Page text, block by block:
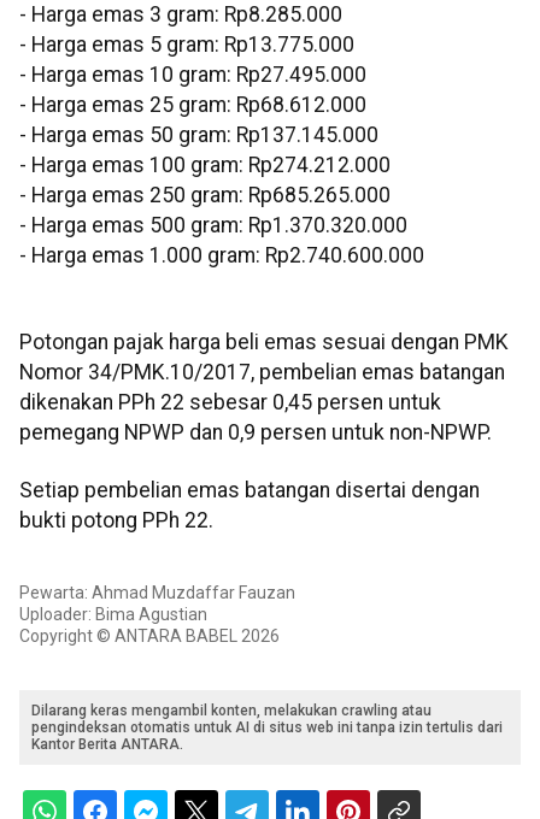
‎- Harga emas 3 gram: Rp8.285.000
‎- Harga emas 5 gram: Rp13.775.000
‎- Harga emas 10 gram: Rp27.495.000
‎- Harga emas 25 gram: Rp68.612.000
‎- Harga emas 50 gram: Rp137.145.000
‎- Harga emas 100 gram: Rp274.212.000
‎- Harga emas 250 gram: Rp685.265.000
‎- Harga emas 500 gram: Rp1.370.320.000
‎- Harga emas 1.000 gram: Rp2.740.600.000
‎‎Potongan pajak harga beli emas sesuai dengan PMK
Nomor 34/PMK.10/2017, pembelian emas batangan
dikenakan PPh 22 sebesar 0,45 persen untuk
pemegang NPWP dan 0,9 persen untuk non-NPWP.
Setiap pembelian emas batangan disertai dengan
bukti potong PPh 22.
Pewarta: Ahmad Muzdaffar Fauzan
Uploader: Bima Agustian
Copyright © ANTARA BABEL 2026
Dilarang keras mengambil konten, melakukan crawling atau
pengindeksan otomatis untuk AI di situs web ini tanpa izin tertulis dari
Kantor Berita ANTARA.